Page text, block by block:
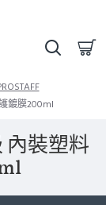
鍍膜200ml
內裝塑料